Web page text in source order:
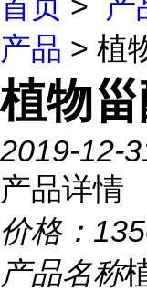
产品 > 植
植物
2019-12-
产品详情
价格：
产品名称